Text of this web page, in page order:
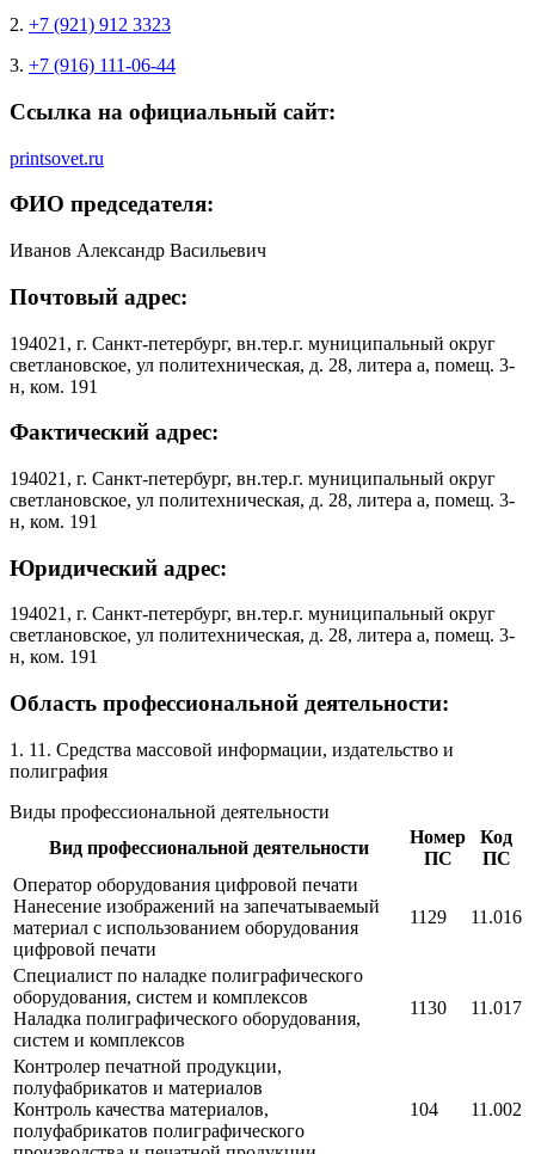
2. +7 (921) 912 3323
3. +7 (916) 111-06-44
Ссылка на официальный сайт:
printsovet.ru
ФИО председателя:
Иванов Александр Васильевич
Почтовый адрес:
194021, г. Cанкт-петербург, вн.тер.г. муниципальный округ
светлановское, ул политехническая, д. 28, литера а, помещ. 3-
н, ком. 191
Фактический адрес:
194021, г. Cанкт-петербург, вн.тер.г. муниципальный округ
светлановское, ул политехническая, д. 28, литера а, помещ. 3-
н, ком. 191
Юридический адрес:
194021, г. Cанкт-петербург, вн.тер.г. муниципальный округ
светлановское, ул политехническая, д. 28, литера а, помещ. 3-
н, ком. 191
Область профессиональной деятельности:
1. 11. Средства массовой информации, издательство и
полиграфия
Виды профессиональной деятельности
Вид профессиональной деятельности
Номер
ПС
Код
ПС
Оператор оборудования цифровой печати
Нанесение изображений на запечатываемый
материал с использованием оборудования
цифровой печати
1129 11.016
Специалист по наладке полиграфического
оборудования, систем и комплексов
Наладка полиграфического оборудования,
систем и комплексов
1130 11.017
Контролер печатной продукции,
полуфабрикатов и материалов
Контроль качества материалов,
полуфабрикатов полиграфического
104 11.002